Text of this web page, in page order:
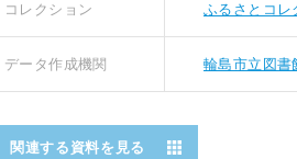
コレクション ふるさとコレ
データ作成機関 輪島市立図書
関連する資料を見る